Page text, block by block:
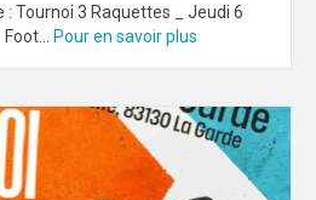
Tournoi 3 Raquettes _ Jeudi 6
Pour en savoir plus